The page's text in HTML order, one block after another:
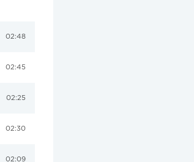
02:48
02:45
02:25
02:30
02:09